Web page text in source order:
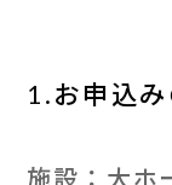
1.お申込
施設：大ホ